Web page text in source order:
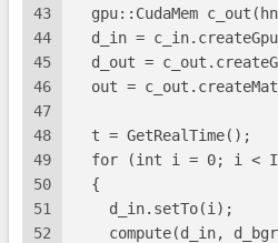
43
44
45
46
47
48
49
50
51
52
gpu::CudaMem
d_in =
d_out =
out =
  t = GetRealTime();
for (int i = 0; i <
  {
    d_in.setTo(i);
compute(d_in,